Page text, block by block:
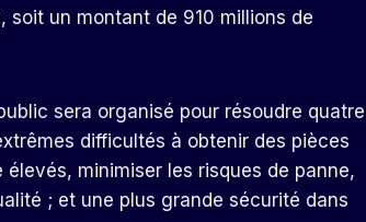
soit un montant de 910 millions de
sera organisé pour résoudre quatre
difficultés à obtenir des pièces
minimiser les risques de panne,
; et une plus grande sécurité dans